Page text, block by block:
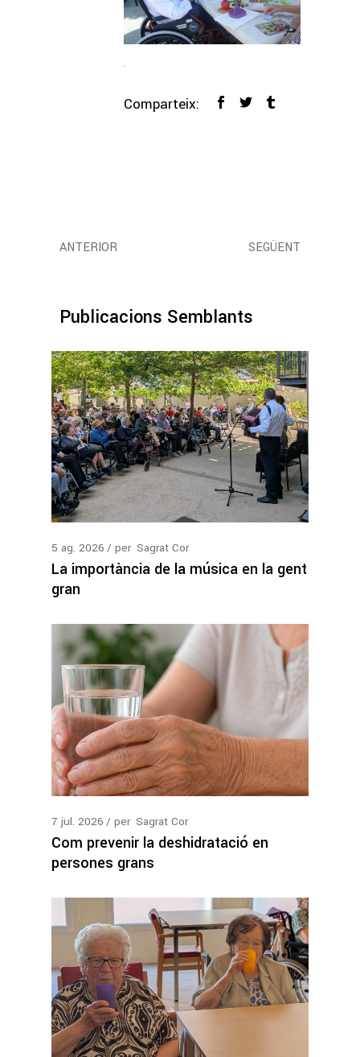
.
Comparteix:
ANTERIOR SEGÜENT
Publicacions Semblants
5 ag. 2026 per Sagrat Cor
La importància de la música en la gent
gran
7 jul. 2026 per Sagrat Cor
Com prevenir la deshidratació en
persones grans